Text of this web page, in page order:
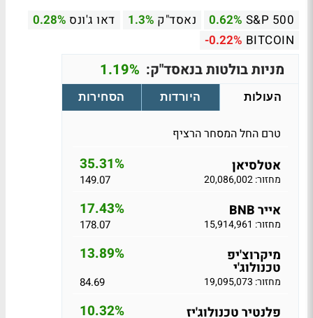
S&P 500
0.62% נאסד"ק 1.3% דאו ג'ונס 0.28%
BITCOIN
-0.22%
מניות בולטות בנאסד"ק: 1.19%
העולות היורדות הסחירות
טרם החל המסחר הרציף
אטלסיאן 35.31%
מחזור: 20,086,002 149.07
אייר BNB 17.43%
מחזור: 15,914,961 178.07
מיקרוצ'יפ
טכנולוג'י
13.89%
מחזור: 19,095,073 84.69
פלנטיר טכנולוג'יז 10.32%